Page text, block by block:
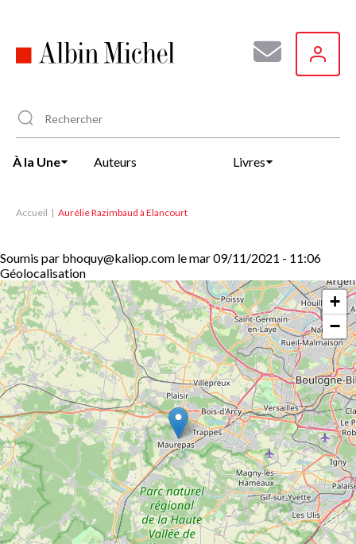
principal
À la Une Auteurs Livres
Accueil Aurélie Razimbaud à Elancourt
Soumis par bhoquy@kaliop.com lemar 09/11/2021 - 11:06
Géolocalisation
+
−